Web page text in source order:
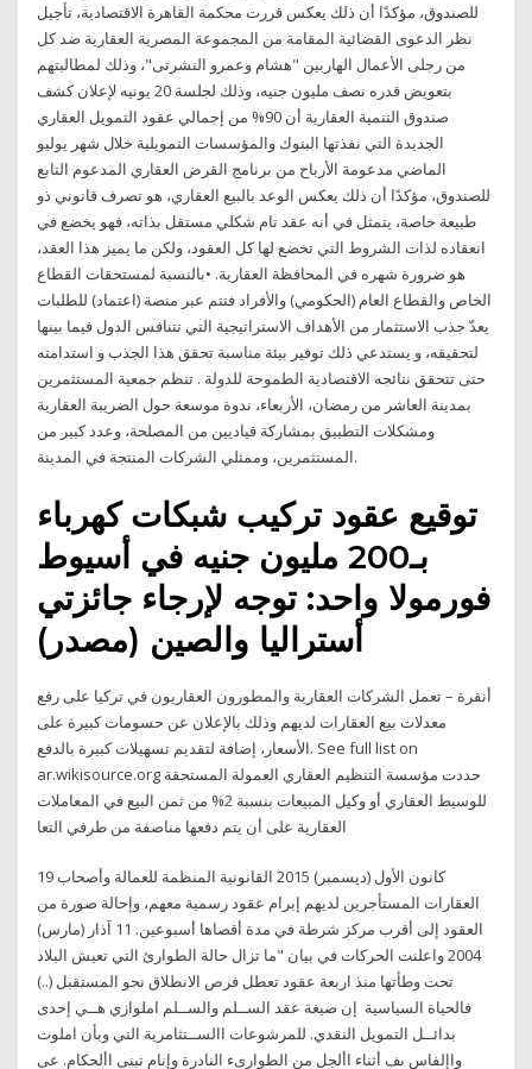
للصندوق، مؤكدًا أن ذلك يعكس قررت محكمة القاهرة الاقتصادية، تأجيل
نظر الدعوى القضائية المقامة من المجموعة المصرية العقارية ضد كل
من رجلى الأعمال الهاربين "هشام وعمرو النشرتى"، وذلك لمطالبتهم
بتعويض قدره نصف مليون جنيه، وذلك لجلسة 20 يونيه لإعلان كشف
صندوق التنمية العقارية أن 90% من إجمالي عقود التمويل العقاري
الجديدة التي نفذتها البنوك والمؤسسات التمويلية خلال شهر يوليو
الماضي مدعومة الأرباح من برنامج القرض العقاري المدعوم التابع
للصندوق، مؤكدًا أن ذلك يعكس الوعد بالبيع العقاري، هو تصرف قانوني ذو
طبيعة خاصة، يتمثل في أنه عقد تام شكلي مستقل بذاته، فهو يخضع في
انعقاده لذات الشروط التي تخضع لها كل العقود، ولكن ما يميز هذا العقد،
هو ضرورة شهره في المحافظة العقارية. •بالنسبة لمستحقات القطاع
الخاص والقطاع العام (الحكومي) والأفراد فتتم عبر منصة (اعتماد) للطلبات
يعدّ جذب الاستثمار من الأهداف الاستراتيجية التي تتنافس الدول فيما بينها
لتحقيقه، و يستدعي ذلك توفير بيئة مناسبة تحقق هذا الجذب و استدامته
حتى تتحقق نتائجه الاقتصادية الطموحة للدولة . تنظم جمعية المستثمرين
بمدينة العاشر من رمضان، الأربعاء، ندوة موسعة حول الضريبة العقارية
ومشكلات التطبيق بمشاركة قياديين من المصلحة، وعدد كبير من
المستثمرين، وممثلي الشركات المنتجة في المدينة.
توقيع عقود تركيب شبكات كهرباء
بـ200 مليون جنيه في أسيوط
فورمولا واحد: توجه لإرجاء جائزتي
أستراليا والصين (مصدر)
أنقرة – تعمل الشركات العقارية والمطورون العقاريون في تركيا على رفع
معدلات بيع العقارات لديهم وذلك بالإعلان عن حسومات كبيرة على
الأسعار، إضافة لتقديم تسهيلات كبيرة بالدفع. See full list on
ar.wikisource.org حددت مؤسسة التنظيم العقاري العمولة المستحقة
للوسيط العقاري أو وكيل المبيعات بنسبة 2% من ثمن البيع في المعاملات
العقارية على أن يتم دفعها مناصفة من طرفي التعا
19 كانون الأول (ديسمبر) 2015 القانونية المنظمة للعمالة وأصحاب
العقارات المستأجرين لديهم إبرام عقود رسمية معهم، وإحالة صورة من
العقود إلى أقرب مركز شرطة في مدة أقصاها أسبوعين. 11 آذار (مارس)
2004 واعلنت الحركات في بيان "ما تزال حالة الطوارئ التي تعيش البلاد
تحت وطأتها منذ اربعة عقود تعطل فرص الانطلاق نحو المستقبل (..)
فالحياة السياسية إن صيغة عقد الســلم والســلم املوازي هــي إحدى
بدائــل التمويل النقدي. للمرشوعات االســتثامرية التي وبأن املوت
واإلفاس ىف أثناء األجل من الطوارىء النادرة وإنام تبنى األحكام. عى